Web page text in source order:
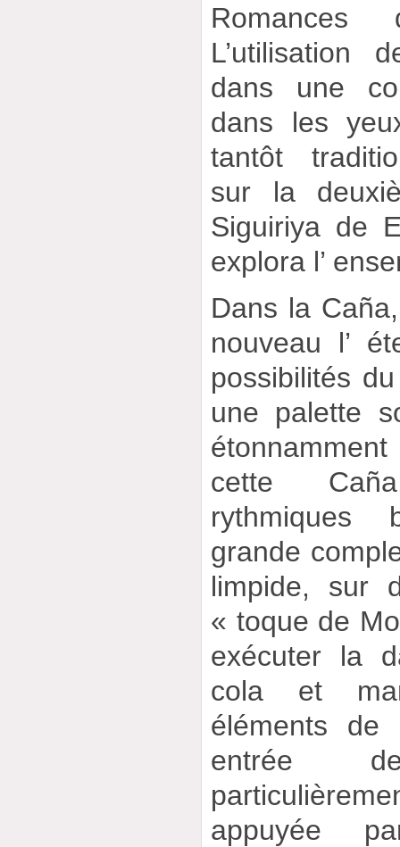
L’utilisation
dans une
dans les
tantôt
sur la
Siguiriya de
explora l’
Dans la
nouveau l’
possibilités
une palette
cette
rythmiques
grande
limpide, sur
« toque de
exécuter la
cola et
éléments de
entrée
appuyée